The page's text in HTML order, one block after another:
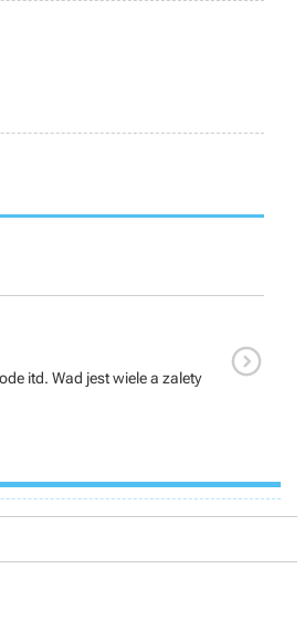

itd. Wad jest wiele a zalety